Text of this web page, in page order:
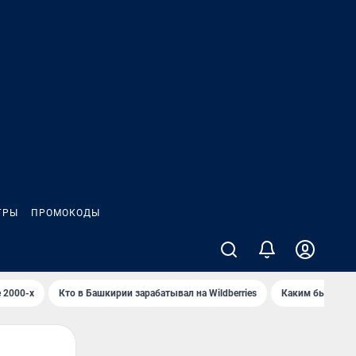
ПРОМОКОДЫ
2000-х Кто в Башкирии зарабатывал на Wildberries Каким было